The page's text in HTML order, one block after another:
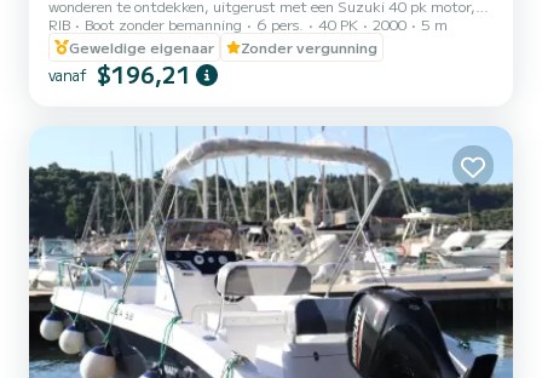
wonderen te ontdekken, uitgerust met een Suzuki 40 pk motor,
geschikt voor 6 personen met bluetooth-radio, zonnetent, douche
en zwemtrap.
RIB Boot zonder bemanning 6 pers. 40 PK 2000
5 m
Geweldige eigenaar
Zonder vergunning
vanaf $196,21